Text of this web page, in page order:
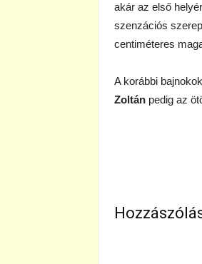
akár az első
szenzációs
centiméteres
A korábbi
Zoltán pedig az